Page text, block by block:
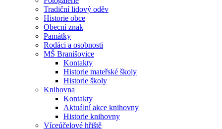
Tradiční lidový oděv
Historie obce
Obecní znak
Památky
Rodáci a osobnosti
MŠ Branišovice
Kontakty
Historie mateřské školy
Historie školy
Knihovna
Kontakty
Aktuální akce knihovny
Historie knihovny
Víceúčelové hřiště